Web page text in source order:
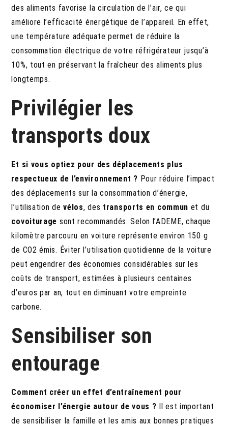
des aliments favorise la circulation de l’air, ce qui
améliore l’efficacité énergétique de l’appareil. En effet,
une température adéquate permet de réduire la
consommation électrique de votre réfrigérateur jusqu’à
10%, tout en préservant la fraîcheur des aliments plus
longtemps.
Privilégier les
transports doux
Et si vous optiez pour des déplacements plus
respectueux de l’environnement ? Pour réduire l’impact
des déplacements sur la consommation d’énergie,
l’utilisation devélos, des transports en commun et du
covoiturage sont recommandés. Selon l’ADEME, chaque
kilomètre parcouru en voiture représente environ 150 g
de CO2 émis. Éviter l’utilisation quotidienne de la voiture
peut engendrer des économies considérables sur les
coûts de transport, estimées à plusieurs centaines
d’euros par an, tout en diminuant votre empreinte
carbone.
Sensibiliser son
entourage
Comment créer un effet d’entraînement pour
économiser l’énergie autour de vous ? Il est important
de sensibiliser la famille et les amis aux bonnes pratiques